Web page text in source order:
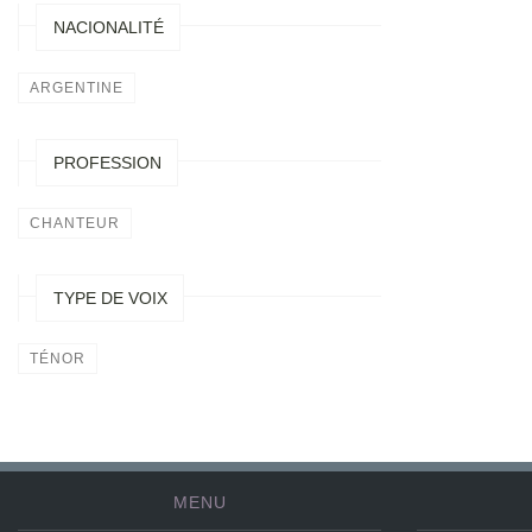
NACIONALITÉ
ARGENTINE
PROFESSION
CHANTEUR
TYPE DE VOIX
TÉNOR
MENU